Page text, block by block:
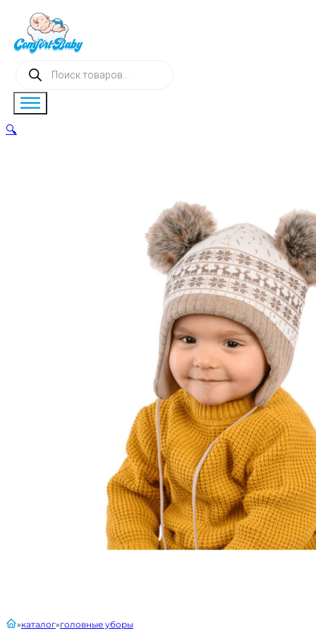
Поиск
товаров
главнаякаталог головные уборы
🔍